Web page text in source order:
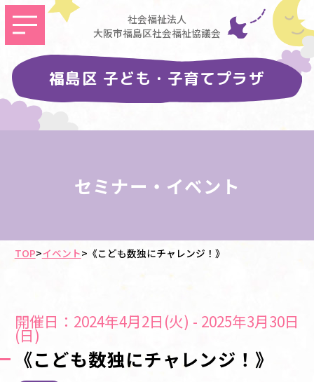
社会福祉法人
大阪市福島区社会福祉協議会
福島区 子ども・子育てプラザ
セミナー・イベント
TOP>イベント> 《こども数独にチャレンジ！》
開催日：2024年4月2日(火) - 2025年3月30日
(日)
《こども数独にチャレンジ！》